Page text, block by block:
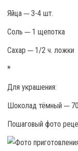
Яйца ─ 3-4 шт.
Соль ─ 1 щепотка
Сахар ─ 1/2 ч. ложки
*
Для украшения:
Шоколад тёмный ─
Пошаговый фото